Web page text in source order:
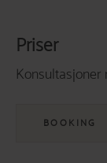
Priser
Konsultasjoner
BOOKING